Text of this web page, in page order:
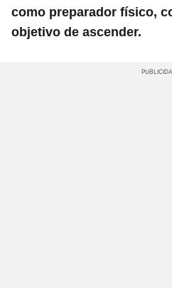
como preparador físico,
objetivo de ascender.